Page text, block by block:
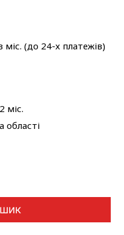
міс. (до 24-х платежів)
міс.
області